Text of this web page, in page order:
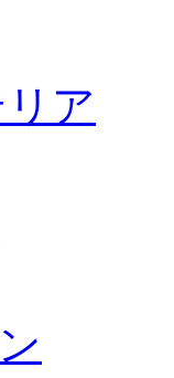
ア